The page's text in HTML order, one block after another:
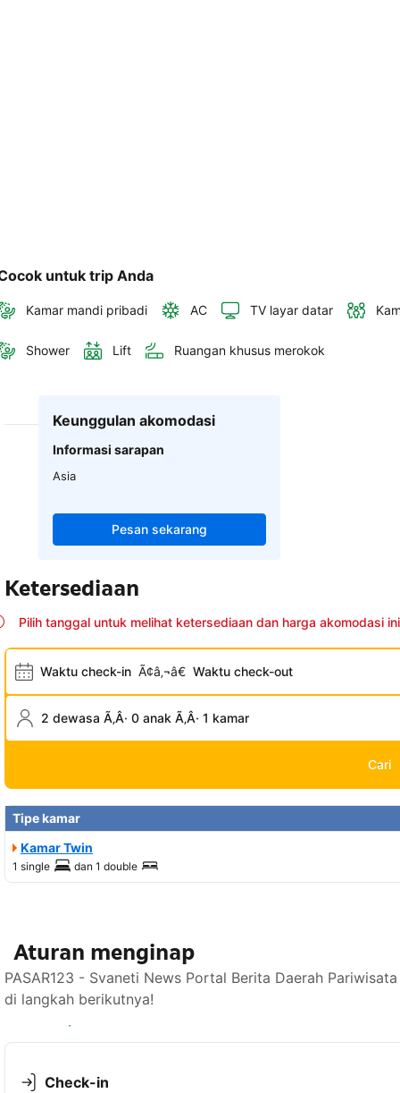
untuk trip Anda
Kamar mandi pribadi AC TV layar datar
Shower Lift Ruangan khusus merokok
Keunggulan akomodasi
Informasi sarapan
Asia
Pesan sekarang
Ketersediaan
Pilih tanggal untuk melihat ketersediaan dan harga akomodasi ini
Waktu check-in Ã¢â‚¬â€ Waktu check-out
2 dewasa Ã‚Â· 0 anak Ã‚Â· 1 kamar
Cari
Tipe kamar
Kamar Twin
1 single dan 1 double
Aturan menginap
PASAR123 - Svaneti News Portal Berita Daerah
di langkah berikutnya!
Lihat ketersediaan
Check-in